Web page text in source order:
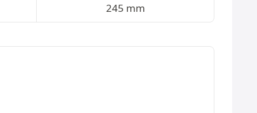
245 mm